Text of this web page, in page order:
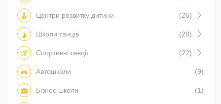
Центри розвитку дитини (26)
Школи танців (28)
Спортивні секції (22)
Автошколи (9)
Бізнес школи (1)